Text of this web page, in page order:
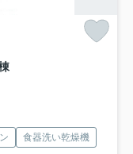
食器洗い乾燥機